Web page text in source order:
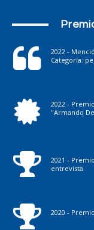
2022 -
Categoría:
2022 -
"Armando
2021 -
entrevista
2020 -